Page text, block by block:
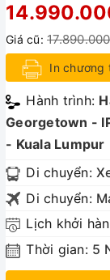
Giá cũ:
In chương
Hành trình:
Georgetown -
- Kuala Lumpur
Di chuyển:
Di chuyển:
Lịch khởi
Thời gian: 5